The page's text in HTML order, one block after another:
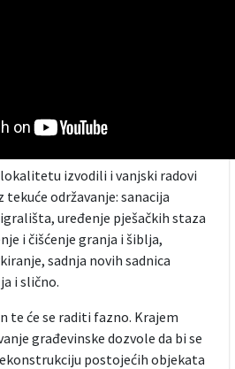
lokalitetu izvodili i vanjski radovi
održavanje: sanacija
uređenje pješačkih staza
i čišćenje granja i šiblja,
sadnja novih sadnica
i slično.
te će se raditi fazno. Krajem
građevinske dozvole da bi se
postojećih objekata